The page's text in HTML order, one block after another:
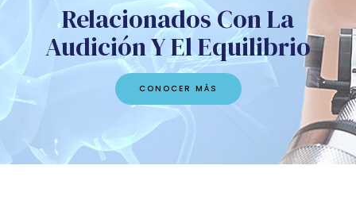
Relacionados Con La
Audición Y El Equilibrio
CONOCER MÁS